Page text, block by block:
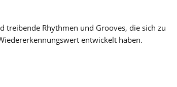
treibende Rhythmen und Grooves, die sich zu
entwickelt haben.